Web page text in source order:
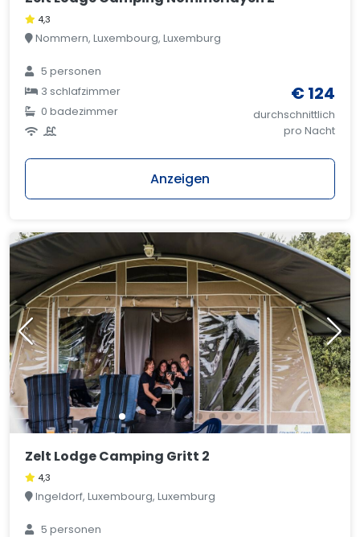
4,3
Nommern, Luxembourg, Luxemburg
5 personen
3 schlafzimmer
0 badezimmer
€ 124
durchschnittlich
pro Nacht
Anzeigen
Zelt Lodge Camping Gritt 2
4,3
Ingeldorf, Luxembourg, Luxemburg
5 personen